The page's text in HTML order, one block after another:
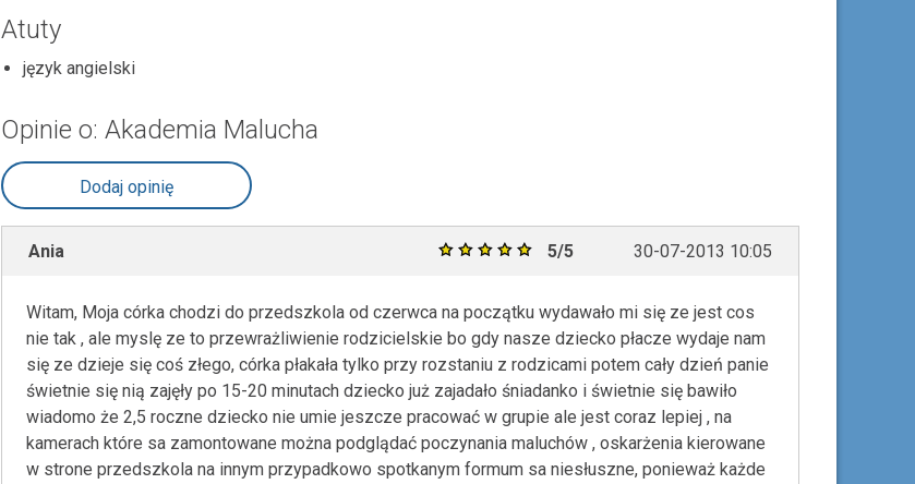
Atuty
język angielski
Opinie o: Akademia Malucha
Dodaj opinię
Ania 5/5 30-07-2013 10:05
Witam, Moja córka chodzi do przedszkola od czerwca na początku wydawało mi się ze jest cos
nie tak , ale myslę ze to przewrażliwienie rodzicielskie bo gdy nasze dziecko płacze wydaje nam
się ze dzieje się coś złego, córka płakała tylko przy rozstaniu z rodzicami potem cały dzień panie
świetnie się nią zajęły po 15-20 minutach dziecko już zajadało śniadanko i świetnie się bawiło
wiadomo że 2,5 roczne dziecko nie umie jeszcze pracować w grupie ale jest coraz lepiej , na
kamerach które sa zamontowane można podglądać poczynania maluchów , oskarżenia kierowane
w strone przedszkola na innym przypadkowo spotkanym formum sa niesłuszne, ponieważ każde